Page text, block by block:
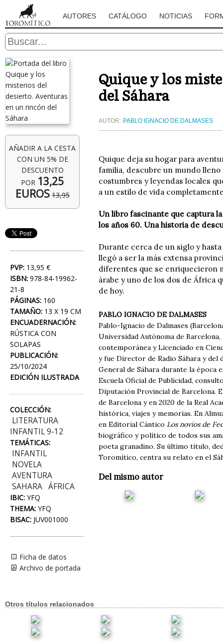
AUTORES CATÁLOGO NOTICIAS
AÑADIR A LA CESTA
CON UN 5% DE
DESCUENTO
POR 13,25
EUROS 13,95
PVP: 13,95 €
ISBN: 978-84-19962-
21-8
PÁGINAS: 160
TAMAÑO: 13 X 19 CM
ENCUADERNACIÓN:
RÚSTICA CON
SOLAPAS
PUBLICACIÓN:
25/10/2024
EDICIÓN ILUSTRADA
COLECCIÓN:
LITERATURA
INFANTIL 9-12
TEMÁTICAS:
INFANTIL
NOVELA
AVENTURA
SAHARA ÁFRICA
IBIC: YFQ
THEMA: YFQ
BISAC: JUV001000
Ficha de datos
Archivo de portada
Quique y los
del Sáhara
AUTOR: PABLO IGNACIO DE DALMASES
Quique deja su hogar para
familia, descubre un mundo
costumbres y leyendas locales
a un estilo de vida
Un libro fascinante que captura
los años 60. Una historia de
Durante cerca de un siglo y
llegó a ser la más extensa
diferentes que se enriquecieron
árabe y uno de los dos de África
de hoy.
PABLO IGNACIO DE DALMASES
Pablo-Ignacio de Dalmases
Universidad Autónoma de
contemporánea y Licenciado en
y fue Director de Radio Sáhara y del
General de Sáhara durante la época
Escuela Oficial de Publicidad,
Diputación Provincial de Barcelona.
de Barcelona y en 2020 de la Real
histórica, viajes y memorias. En
en Editorial Cántico Los novios de
biográfico y político de todos sus
poeta granadino. Su último título,
Toromítico, centra su relato en el
Del mismo autor
Otros títulos relacionados